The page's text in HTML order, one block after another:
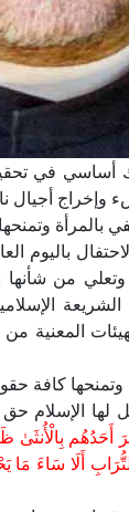
في تحقيق
أجيال
بالمرأة
من
المعنية من
كافة
لها الإسلام
أَحَدُهُم
أَلَا سَاءَ مَا